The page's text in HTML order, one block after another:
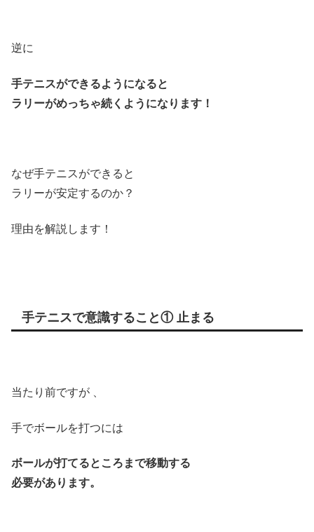
逆に
手テニスができるようになると
ラリーがめっちゃ続くようになります！
なぜ手テニスができると
ラリーが安定するのか？
理由を解説します！
手テニスで意識すること① 止まる
当たり前ですが
手でボールを打つには
ボールが打てるところまで移動する
必要があります。